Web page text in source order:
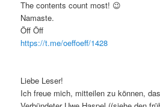
The contents count most! 😉
Namaste.
Öff Öff
https://t.me/oeffoeff/1428
Liebe Leser!
Ich freue mich, mitteilen zu können,